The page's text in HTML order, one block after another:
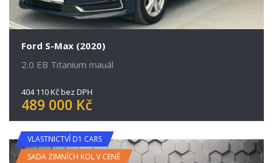
Ford S-Max (2020)
2.0 EB Titanium mauál
404 110 Kč bez DPH
489 000 Kč
VLASTNICTVÍ D1 CARS
SADA ZIMNÍCH KOL V CENĚ